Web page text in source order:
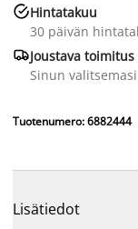
Hintatakuu
30 päivän
Joustava toimitus
Sinun
Tuotenumero: 6882444
Lisätiedot